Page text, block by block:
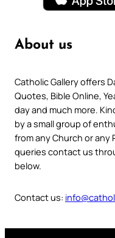
About us
Catholic Gallery offers
Quotes, Bible Online,
day and much more.
by a small group of
from any Church or any
queries contact us
below.
Contact us: